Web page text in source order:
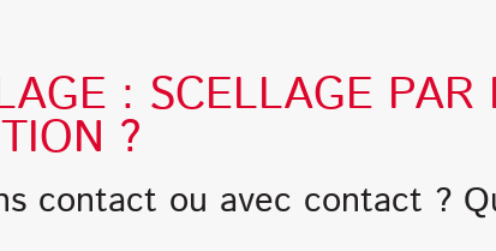
: SCELLAGE
?
contact ou avec contact ?